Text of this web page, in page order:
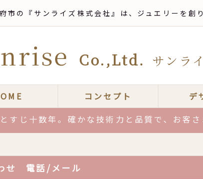
市の『サンライズ株式会社』は、ジュエリーを創
Co.,Ltd. サンラ
コンセプト デ
数年。確かな技術力と品質で、お客さま
せ 電話/メール